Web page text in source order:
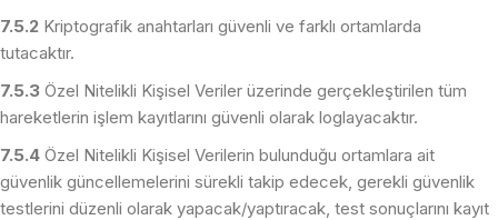
7.5.2 Kriptografik anahtarları güvenli ve farklı ortamlarda
tutacaktır.
7.5.3 Özel Nitelikli Kişisel Veriler üzerinde gerçekleştirilen tüm
hareketlerin işlem kayıtlarını güvenli olarak loglayacaktır.
7.5.4 Özel Nitelikli Kişisel Verilerin bulunduğu ortamlara ait
güvenlik güncellemelerini sürekli takip edecek, gerekli güvenlik
testlerini düzenli olarak yapacak/yaptıracak, test sonuçlarını kayıt